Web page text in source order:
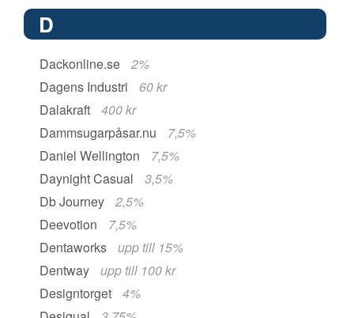
D
Dackonline.se
2%
Dagens Industri
60 kr
Dalakraft
400 kr
Dammsugarpåsar.nu
7,5%
Daniel Wellington
7,5%
Daynight Casual
3,5%
Db Journey
2,5%
Deevotion
7,5%
Dentaworks
upp till 15%
Dentway
upp till 100 kr
Designtorget
4%